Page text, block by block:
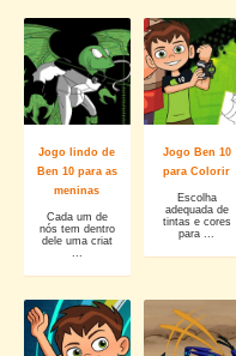
Jogo lindo de
Ben 10 para as
meninas
Cada um de
nós tem dentro
dele uma criat
...
Jogo Ben 10
para Colorir
Escolha
adequada de
tintas e cores
para ...